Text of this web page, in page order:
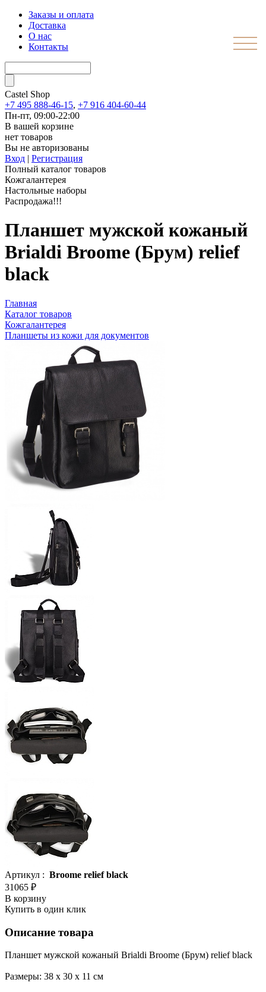
Заказы и оплата
Доставка
О нас
Контакты
Castel Shop
+7 495 888-46-15, +7 916 404-60-44
Пн-пт, 09:00-22:00
В вашей корзине
нет товаров
Вы не авторизованы
Вход | Регистрация
Полный каталог товаров
Кожгалантерея
Настольные наборы
Распродажа!!!
Планшет мужской кожаный
Brialdi Broome (Брум) relief
black
Главная
Каталог товаров
Кожгалантерея
Планшеты из кожи для документов
Артикул : Broome relief black
31065 ₽
В корзину
Купить в один клик
Описание товара
Планшет мужской кожаный Brialdi Broome (Брум) relief black
Размеры: 38 х 30 х 11 см